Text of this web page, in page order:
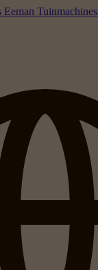
Eeman Tuinmachines